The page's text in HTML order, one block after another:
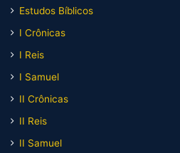
Estudos Bíblicos
I Crônicas
I Reis
I Samuel
II Crônicas
II Reis
II Samuel